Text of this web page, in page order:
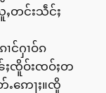
တင်းသဵင်ႈ
င်ႁၢဝ်ၵ
ႈၸိူဝ်းၸဝ်ႈတ
ႉဢေႃႈ။ၸိူ